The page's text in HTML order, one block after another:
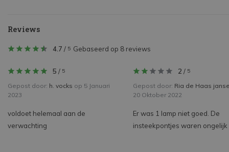
Reviews
4.7 / 5 Gebaseerd op 8 reviews
5 / 5
Gepost door: h. vocks op 5 Januari
2023
voldoet helemaal aan de
verwachting
2 / 5
Gepost door: Ria de Haas
20 Oktober 2022
Er was 1 lamp niet goed. De
insteekpontjes waren ongelijk